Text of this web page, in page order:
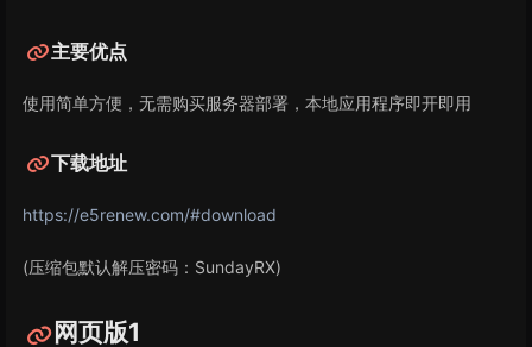
主要优点
使用简单方便，无需购买服务器部署，本地应用程序即开即用
下载地址
https://e5renew.com/#download
(压缩包默认解压密码：SundayRX)
网页版1